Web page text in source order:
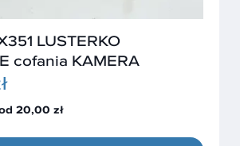
LUSTERKO
cofania KAMERA
20,00 zł